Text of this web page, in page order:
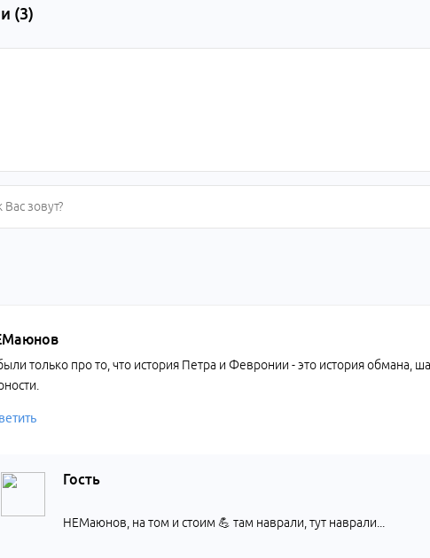
(3)
только про то, что история Петра и Февронии - это история обмана,
Гость
НЕМаюнов, на том и стоим 💪 там наврали, тут наврали...